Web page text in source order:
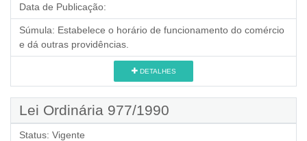
Data de Publicação:
Súmula: Estabelece o horário de funcionamento do comércio
e dá outras providências.
DETALHES
Lei Ordinária 977/1990
Status: Vigente